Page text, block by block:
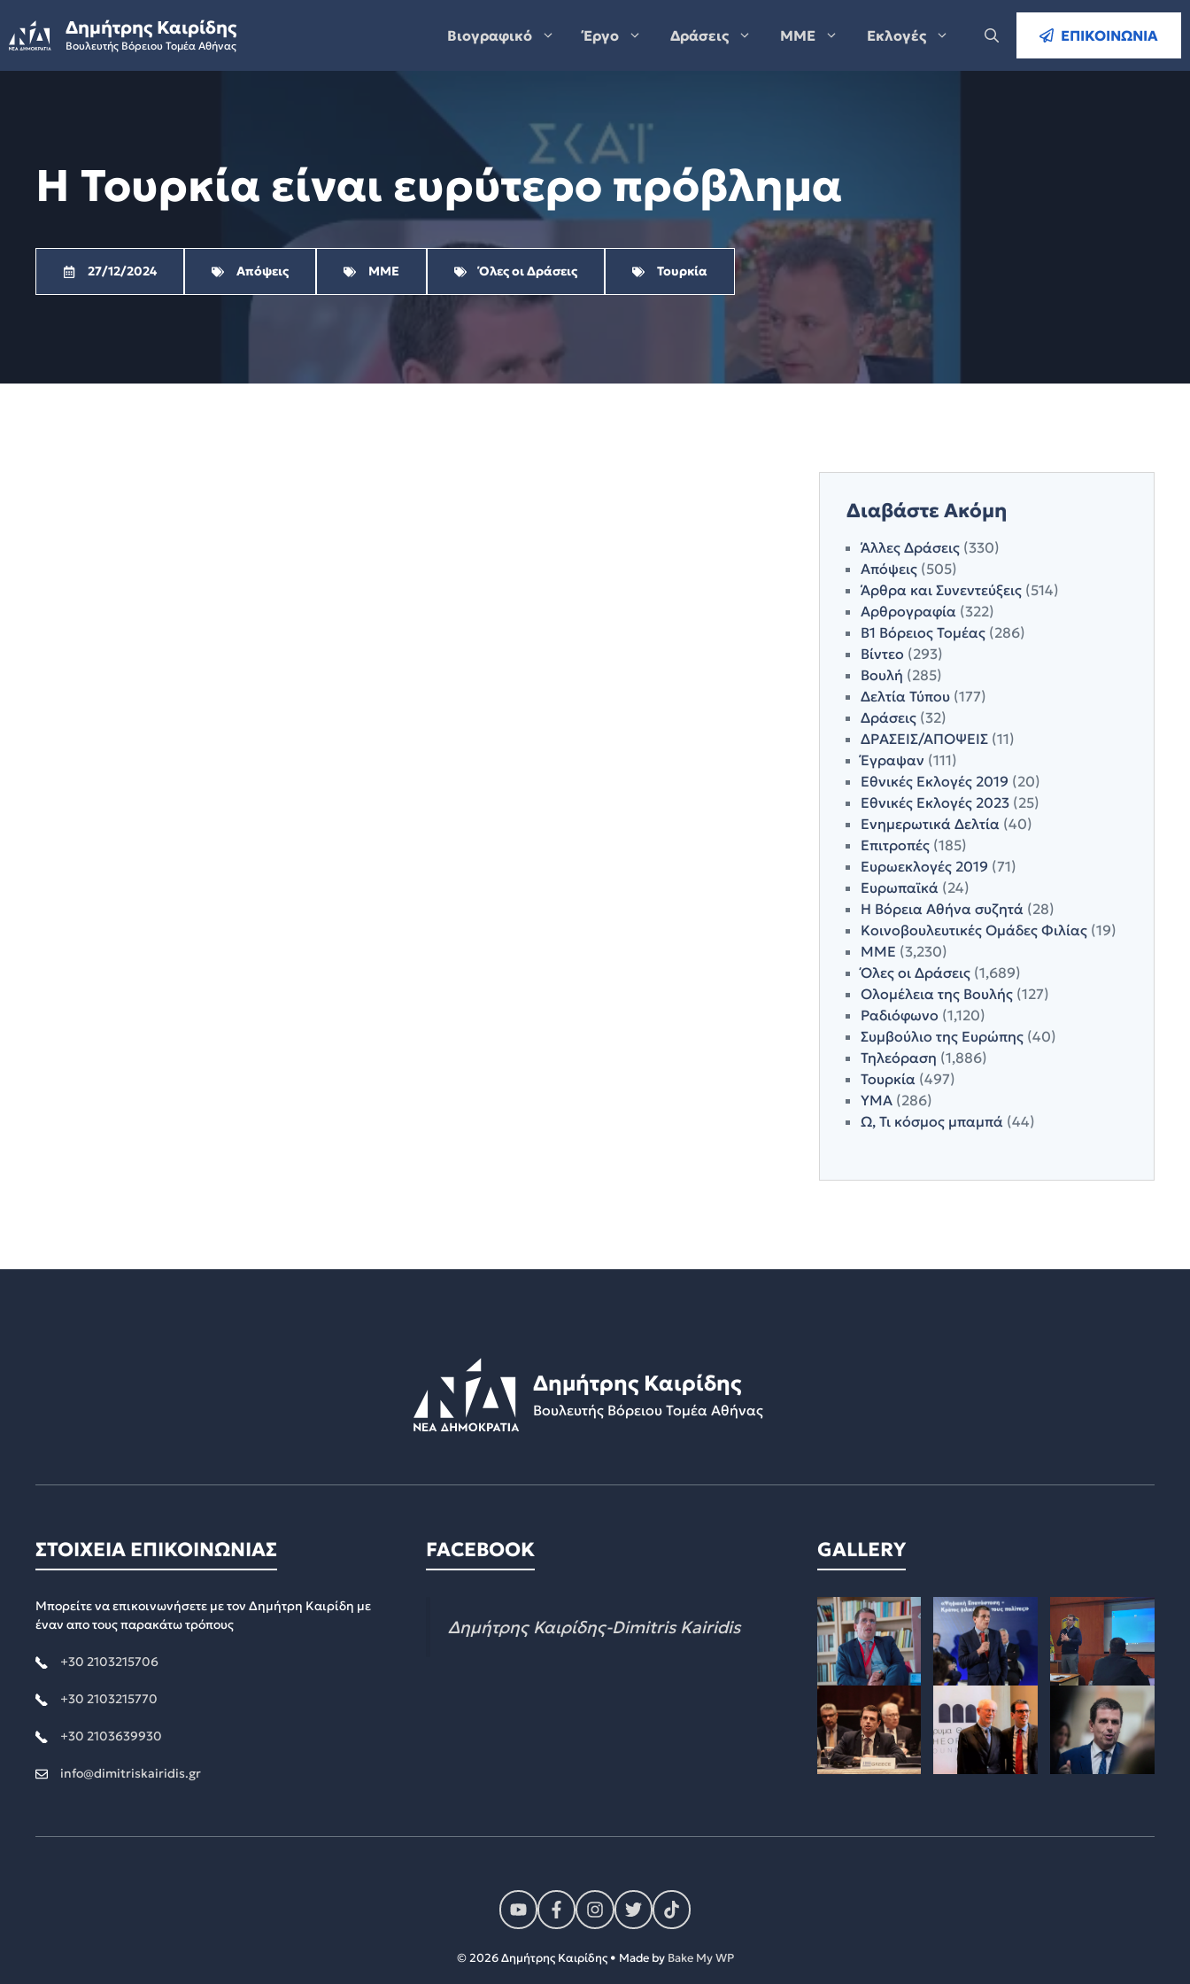
to
content
Δημήτρης Καιρίδης
Βουλευτής Βόρειου Τομέα Αθήνας
Βιογραφικό Έργο Δράσεις ΜΜΕ Εκλογές ΕΠΙΚΟΙΝΩΝΙΑ
Η Τουρκία είναι ευρύτερο πρόβλημα
27/12/2024 Απόψεις ΜΜΕ Όλες οι Δράσεις Τουρκία
Διαβάστε Ακόμη
Άλλες Δράσεις(330)
Απόψεις(505)
Άρθρα και Συνεντεύξεις(514)
Αρθρογραφία(322)
Β1 Βόρειος Τομέας(286)
Βίντεο (293)
Βουλή (285)
Δελτία Τύπου(177)
Δράσεις(32)
ΔΡΑΣΕΙΣ/ΑΠΟΨΕΙΣ(11)
Έγραψαν (111)
Εθνικές Εκλογές 2019 (20)
Εθνικές Εκλογές 2023(25)
Ενημερωτικά Δελτία(40)
Επιτροπές(185)
Ευρωεκλογές 2019 (71)
Ευρωπαϊκά(24)
Η Βόρεια Αθήνα συζητά(28)
Κοινοβουλευτικές Ομάδες Φιλίας(19)
ΜΜΕ (3,230)
Όλες οι Δράσεις(1,689)
Ολομέλεια της Βουλής(127)
Ραδιόφωνο (1,120)
Συμβούλιο της Ευρώπης(40)
Τηλεόραση (1,886)
Τουρκία(497)
ΥΜΑ(286)
Ω, Τι κόσμος μπαμπά(44)
Δημήτρης Καιρίδης
Βουλευτής Βόρειου Τομέα Αθήνας
ΣΤΟΙΧΕΙΑ ΕΠΙΚΟΙΝΩΝΙΑΣ
Μπορείτε να επικοινωνήσετε με τον Δημήτρη Καιρίδη με
έναν απο τους παρακάτω τρόπους
+30 2103215706
+30 2103215770
+30 2103639930
info@dimitriskairidis.gr
FACEBOOK
Δημήτρης Καιρίδης-Dimitris Kairidis
GALLERY
© 2026 Δημήτρης Καιρίδης • Made by Bake My WP